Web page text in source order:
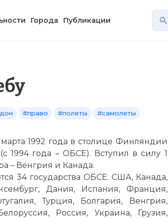
Города Публикации
#право #полеты #самолеты
1992 года в столице Финляндии
1994 года – ОБСЕ). Вступил в силу 1
– Венгрия и Канада.
34 государства ОБСЕ: США, Канада,
Дания, Испания, Франция,
Турция, Болгария, Венгрия,
Россия, Украина, Грузия,